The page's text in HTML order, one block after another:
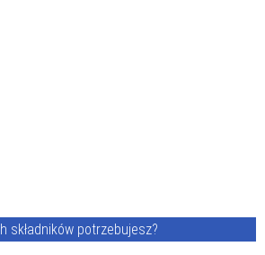
składników potrzebujesz?